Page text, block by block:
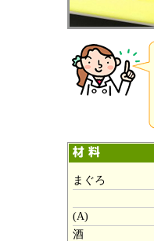
まぐろ
(A)
酒